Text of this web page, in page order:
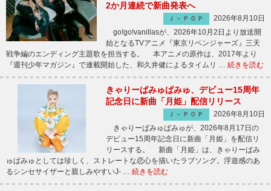
2か月連続で新曲発表へ
Ｊ－ＰＯＰ
2026年8月10日
go!go!vanillasが、2026年10月2日より放送開
始となるTVアニメ『東京リベンジャーズ』三天
戦争編のエンディング主題歌を担当する。 本アニメの原作は、2017年より
『週刊少年マガジン』で連載開始した、和久井健によるタイムリ … 続きを読む
きゃりーぱみゅぱみゅ、デビュー15周年
記念日に新曲「月姫」配信リリース
Ｊ－ＰＯＰ
2026年8月10日
きゃりーぱみゅぱみゅが、2026年8月17日の
デビュー15周年記念日に新曲「月姫」を配信リ
リースする。 新曲「月姫」は、きゃりーぱみ
ゅぱみゅとしては珍しく、ストレートな恋心を描いたラブソング。浮遊感のあ
るシンセサイザーと親しみやすいJ- … 続きを読む